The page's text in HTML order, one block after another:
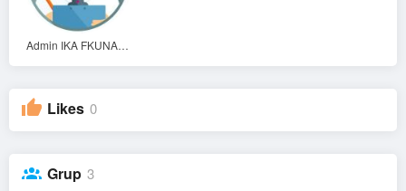
Admin IKA FKUNAND
Likes 0
Grup 3